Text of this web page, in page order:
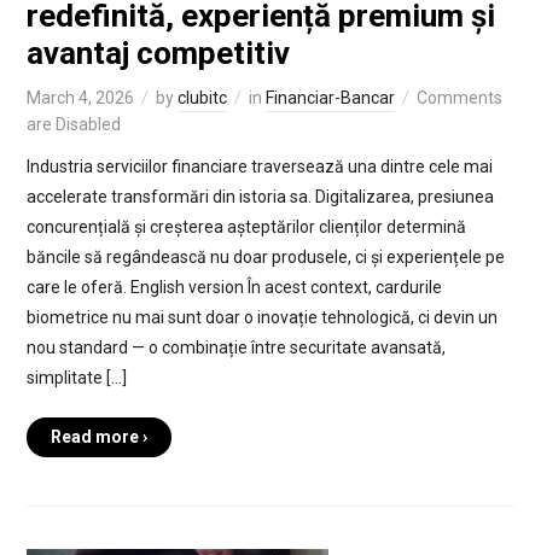
redefinită, experiență premium și
avantaj competitiv
March 4, 2026 byclubitc in Financiar-Bancar
Comments
are Disabled
Industria serviciilor financiare traversează una dintre cele mai
accelerate transformări din istoria sa. Digitalizarea, presiunea
concurențială și creșterea așteptărilor clienților determină
băncile să regândească nu doar produsele, ci și experiențele pe
care le oferă. English version În acest context, cardurile
biometrice nu mai sunt doar o inovație tehnologică, ci devin un
nou standard — o combinație între securitate avansată,
simplitate […]
Read more ›